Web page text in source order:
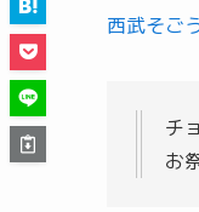
西武そご
チ
お